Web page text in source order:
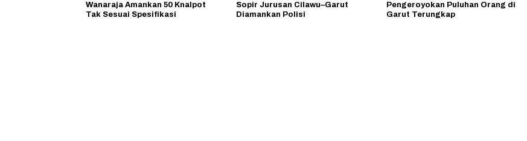
Wanaraja Amankan 50 Knalpot
Tak Sesuai Spesifikasi
Sopir Jurusan Cilawu–Garut
Diamankan Polisi
Pengeroyokan Puluhan Orang di
Garut Terungkap